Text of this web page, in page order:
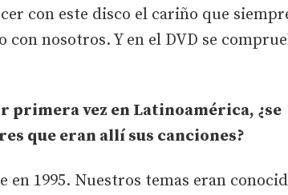
con este disco el cariño que
nosotros. Y en el DVD se
primera vez en Latinoamérica, ¿se
que eran allí sus canciones?
en 1995. Nuestros temas eran